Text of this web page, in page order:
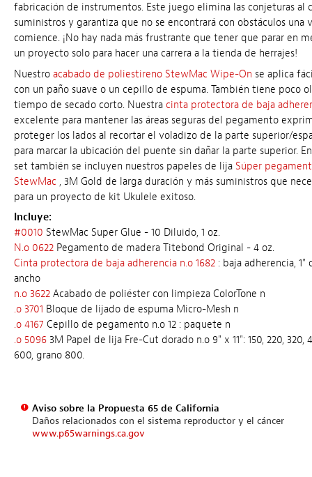
fabricación de instrumentos. Este juego elimina las conjeturas al
suministros y garantiza que no se encontrará con obstáculos una
comience. ¡No hay nada más frustrante que tener que parar en
un proyecto solo para hacer una carrera a la tienda de herrajes!
Nuestro acabado de poliestireno StewMac Wipe-On se aplica
con un paño suave o un cepillo de espuma. También tiene poco
tiempo de secado corto. Nuestra cinta protectora de baja
excelente para mantener las áreas seguras del pegamento
proteger los lados al recortar el voladizo de la parte superior/
para marcar la ubicación del puente sin dañar la parte superior.
set también se incluyen nuestros papeles de lija Súper
StewMac , 3M Gold de larga duración y más suministros que
para un proyecto de kit Ukulele exitoso.
Incluye:
#0010 StewMac Super Glue - 10 Diluido, 1 oz.
N.o 0622 Pegamento de madera Titebond Original - 4 oz.
Cinta protectora de baja adherencia n.o 1682 : baja adherencia, 1"
ancho
n.o 3622 Acabado de poliéster con limpieza ColorTone n
.o 3701 Bloque de lijado de espuma Micro-Mesh n
.o 4167 Cepillo de pegamento n.o 12 : paquete n
.o 5096 3M Papel de lija Fre-Cut dorado n.o 9" x 11": 150, 220, 320,
600, grano 800.
Aviso sobre la Propuesta 65 de California
Daños relacionados con el sistema reproductor y el cáncer
www.p65warnings.ca.gov